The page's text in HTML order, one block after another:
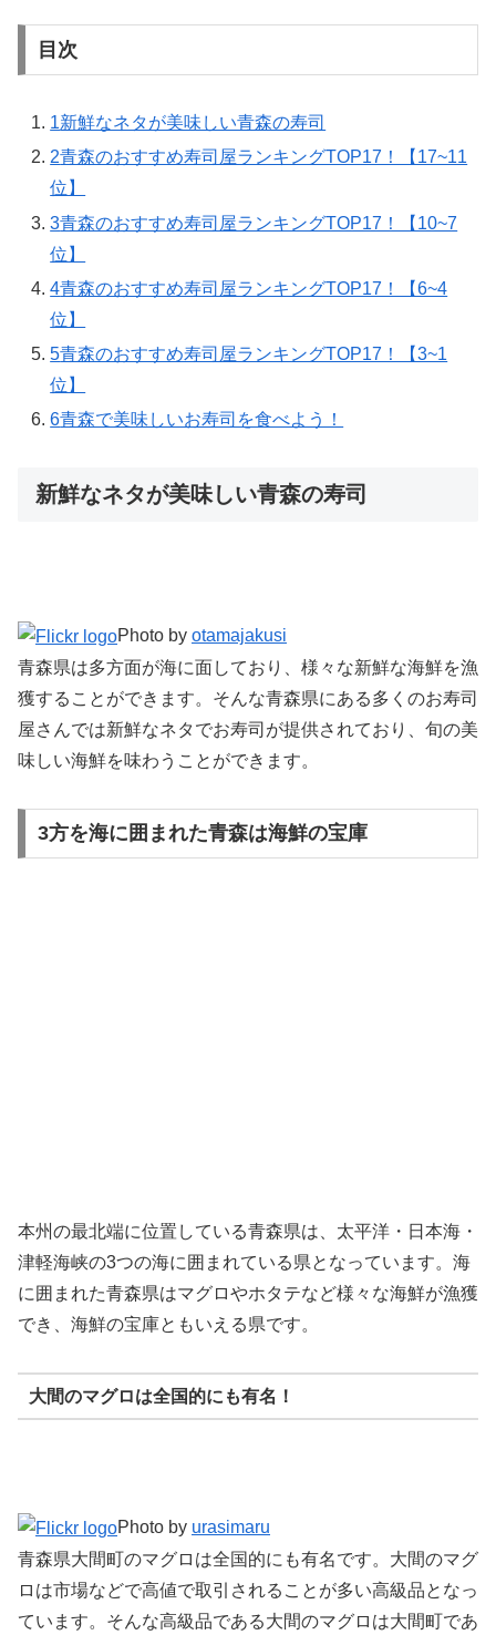
目次
1新鮮なネタが美味しい青森の寿司
2青森のおすすめ寿司屋ランキングTOP17！【17~11
位】
3青森のおすすめ寿司屋ランキングTOP17！【10~7
位】
4青森のおすすめ寿司屋ランキングTOP17！【6~4
位】
5青森のおすすめ寿司屋ランキングTOP17！【3~1
位】
6青森で美味しいお寿司を食べよう！
新鮮なネタが美味しい青森の寿司
Photo by otamajakusi
青森県は多方面が海に面しており、様々な新鮮な海鮮を漁
獲することができます。そんな青森県にある多くのお寿司
屋さんでは新鮮なネタでお寿司が提供されており、旬の美
味しい海鮮を味わうことができます。
3方を海に囲まれた青森は海鮮の宝庫
本州の最北端に位置している青森県は、太平洋・日本海・
津軽海峡の3つの海に囲まれている県となっています。海
に囲まれた青森県はマグロやホタテなど様々な海鮮が漁獲
でき、海鮮の宝庫ともいえる県です。
大間のマグロは全国的にも有名！
Photo by urasimaru
青森県大間町のマグロは全国的にも有名です。大間のマグ
ロは市場などで高値で取引されることが多い高級品となっ
ています。そんな高級品である大間のマグロは大間町であ